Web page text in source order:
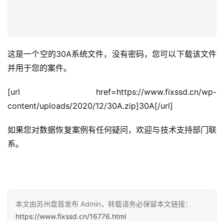
这是一个空的30A系统文件，没有密码，您可以下载该文件
并用于您的案件。
[url href=https://www.fixssd.cn/wp-
content/uploads/2020/12/30A.zip]30A[/url]
如果您对数据恢复案例有任何疑问，欢迎与技术支持部门联
系。
本文由苏州盘首发布 Admin，转载请务必保留本文链接：
https://www.fixssd.cn/16776.html